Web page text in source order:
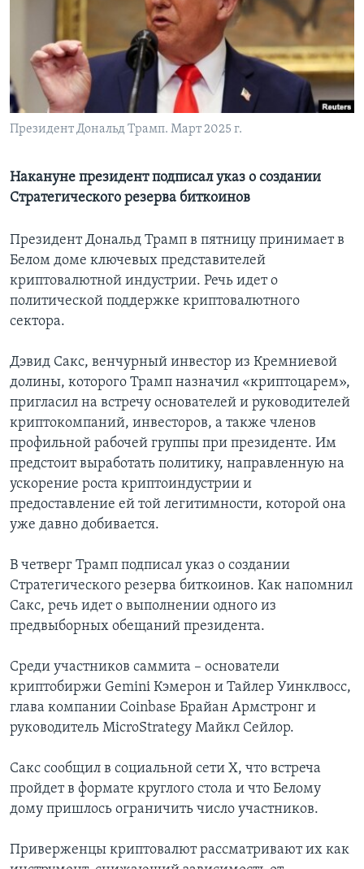
Learning English
СОЦИАЛЬНЫЕ СЕТИ
Президент Дональд Трамп. Март 2025 г.
Накануне президент подписал указ о создании
Стратегического резерва биткоинов
Президент Дональд Трамп в пятницу принимает в
Белом доме ключевых представителей
криптовалютной индустрии. Речь идет о
политической поддержке криптовалютного
сектора.
Дэвид Сакс, венчурный инвестор из Кремниевой
долины, которого Трамп назначил «криптоцарем»,
пригласил на встречу основателей и руководителей
криптокомпаний, инвесторов, а также членов
профильной рабочей группы при президенте. Им
предстоит выработать политику, направленную на
ускорение роста криптоиндустрии и
предоставление ей той легитимности, которой она
уже давно добивается.
В четверг Трамп подписал указ о создании
Стратегического резерва биткоинов. Как напомнил
Сакс, речь идет о выполнении одного из
предвыборных обещаний президента.
Среди участников саммита – основатели
криптобиржи Gemini Кэмерон и Тайлер Уинклвосс,
глава компании Coinbase Брайан Армстронг и
руководитель MicroStrategy Майкл Сейлор.
Сакс сообщил в социальной сети Х, что встреча
пройдет в формате круглого стола и что Белому
дому пришлось ограничить число участников.
Приверженцы криптовалют рассматривают их как